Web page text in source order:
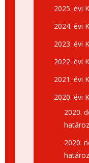
2025. évi
2024. évi
2023. évi
2022. évi
2021. évi
2020. évi
2020.
2020.